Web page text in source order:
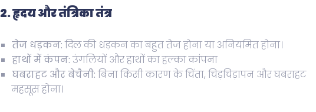
2. हृदय और तंत्रिका तंत्र
तेज धड़कन:दिल की धड़कन का बहुत तेज होना या अनियमित होना।
हाथों में कंपन:उंगलियों और हाथों का हल्का कांपना
घबराहट और बेचैनी:बिना किसी कारण के चिंता, चिड़चिड़ापन और घबराहट
महसूस होना।